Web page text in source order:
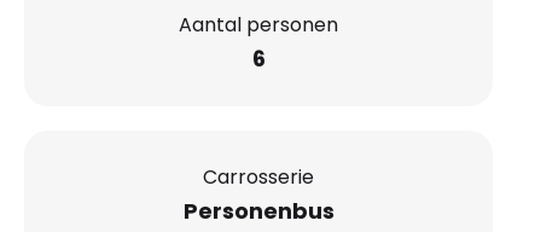
Aantal personen
6
Carrosserie
Personenbus